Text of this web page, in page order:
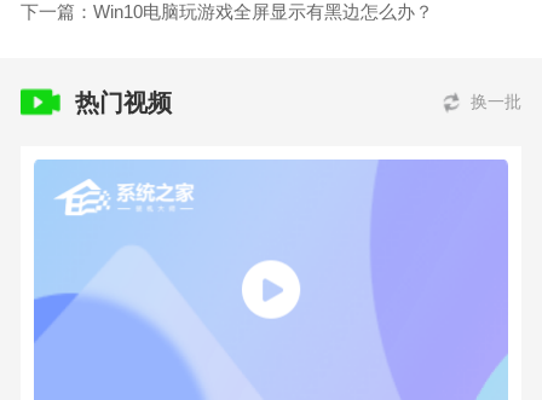
下一篇：Win10电脑玩游戏全屏显示有黑边怎么办？
热门视频 换一批